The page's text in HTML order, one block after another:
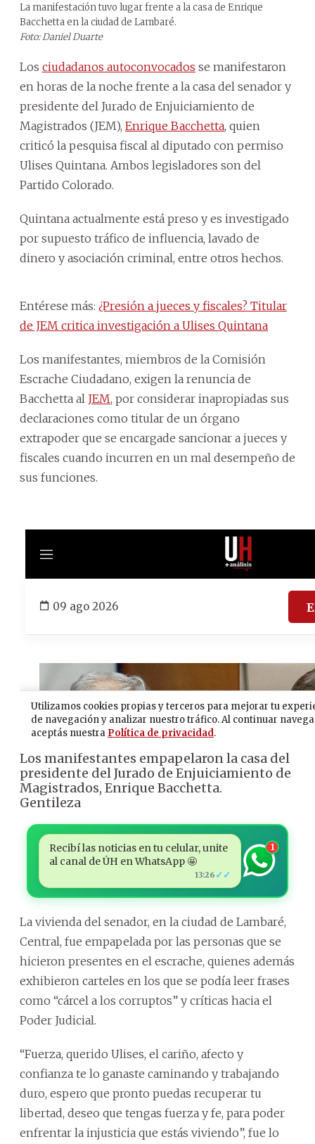
La manifestación tuvo lugar frente a la casa de Enrique
Bacchetta en la ciudad de Lambaré.
Foto: Daniel Duarte
Los ciudadanos autoconvocados se manifestaron
en horas de la noche frente a la casa del senador y
presidente del Jurado de Enjuiciamiento de
Magistrados (JEM), Enrique Bacchetta, quien
criticó la pesquisa fiscal al diputado con permiso
Ulises Quintana. Ambos legisladores son del
Partido Colorado.
Quintana actualmente está preso y es investigado
por supuesto tráfico de influencia, lavado de
dinero y asociación criminal, entre otros hechos.
Entérese más: ¿Presión a jueces y fiscales? Titular
de JEM critica investigación a Ulises Quintana
Los manifestantes, miembros de la Comisión
Escrache Ciudadano, exigen la renuncia de
Bacchetta al JEM, por considerar inapropiadas sus
declaraciones como titular de un órgano
extrapoder que se encargade sancionar a jueces y
fiscales cuando incurren en un mal desempeño de
sus funciones.
Los manifestantes empapelaron la casa del
presidente del Jurado de Enjuiciamiento de
Magistrados, Enrique Bacchetta.
Gentileza
Recibí las noticias en tu celular, unite
al canal de ÚH en WhatsApp 🤩
13:26 ✓✓
1
La vivienda del senador, en la ciudad de Lambaré,
Central, fue empapelada por las personas que se
hicieron presentes en el escrache, quienes además
exhibieron carteles en los que se podía leer frases
como “cárcel a los corruptos” y críticas hacia el
Poder Judicial.
“Fuerza, querido Ulises, el cariño, afecto y
confianza te lo ganaste caminando y trabajando
duro, espero que pronto puedas recuperar tu
libertad, deseo que tengas fuerza y fe, para poder
enfrentar la injusticia que estás viviendo”, fue lo